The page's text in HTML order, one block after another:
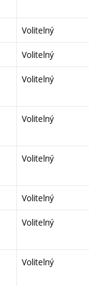
Volitelný
Volitelný
Volitelný
Volitelný
Volitelný
Volitelný
Volitelný
Volitelný